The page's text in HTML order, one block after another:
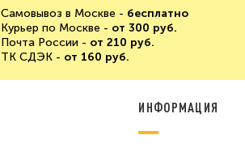
Самовывоз в Москве - бесплатно
Курьер по Москве - от 300 руб.
Почта России - от 210 руб.
ТК СДЭК - от 160 руб.
ИНФОРМАЦИЯ